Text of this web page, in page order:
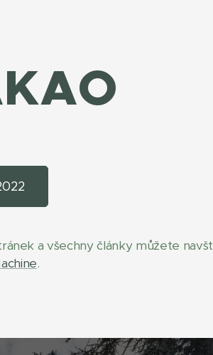
KAO
a všechny články můžete
.